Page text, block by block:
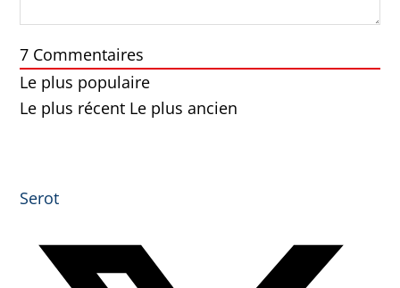
7 Commentaires
Le plus populaire
Le plus récent Le plus ancien
Serot